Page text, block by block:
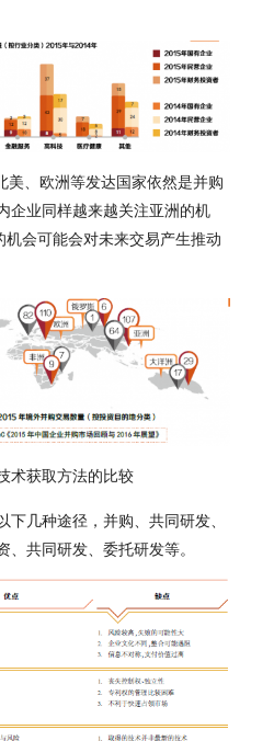
美、欧洲等发达国家依然是并购
企业同样越来越关注亚洲的机
机会可能会对未来交易产生推动
术获取方法的比较
下几种途径，并购、共同研发、
共同研发、委托研发等。